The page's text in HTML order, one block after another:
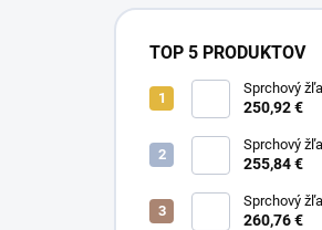
TOP 5 PRODUKTOV
Sprchový
Compact č.
304
250,92 €
Sprchový
Compact č.
304
255,84 €
Sprchový
Compact č.
260,76 €